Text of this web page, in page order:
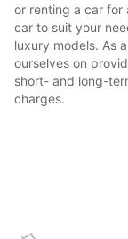
or renting a car for
car to suit your
luxury models. As
ourselves on
short- and long-
charges.